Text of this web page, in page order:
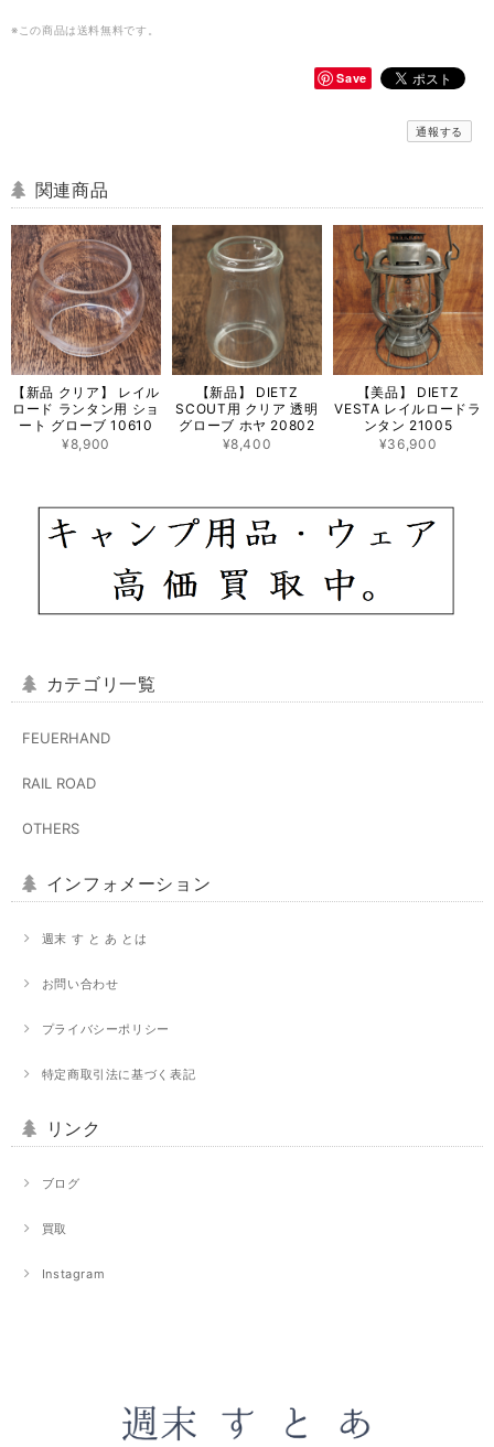
※この商品は 送料無料です。
Save
通報する
関連商品
【新品 クリア】 レイル
ロード ランタン用 ショ
ート グローブ 10610
¥8,900
【新品】 DIETZ
SCOUT用 クリア 透明
グローブ ホヤ 20802
¥8,400
【美品】 DIETZ
VESTA レイルロードラ
ンタン 21005
¥36,900
カテゴリ一覧
FEUERHAND
RAIL ROAD
OTHERS
インフォメーション
週末 す と あ とは
お問い合わせ
プライバシーポリシー
特定商取引法に基づく表記
リンク
ブログ
買取
Instagram